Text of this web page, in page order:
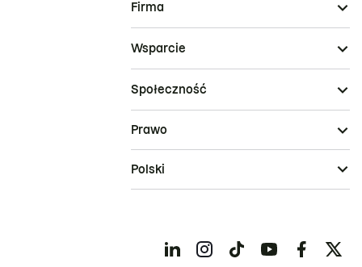
Firma
Wsparcie
Społeczność
Prawo
Polski